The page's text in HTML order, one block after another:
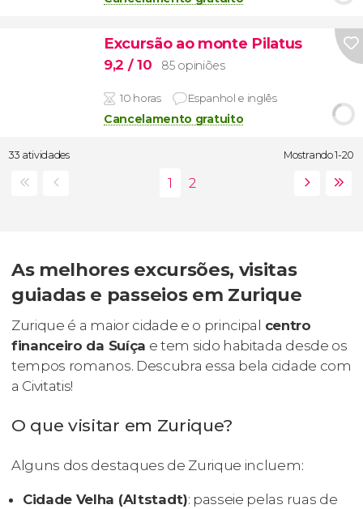
Excursão ao monte Pilatus
9,2 / 10 85 opiniões
10 horas Espanhol e inglês
Cancelamento gratuito
33 atividades Mostrando 1-20
As melhores excursões, visitas
guiadas e passeios em Zurique
Zurique é a maior cidade e o principal centro
financeiro da Suíça e tem sido habitada desde os
tempos romanos. Descubra essa bela cidade com
a Civitatis!
O que visitar em Zurique?
Alguns dos destaques de Zurique incluem:
Cidade Velha (Altstadt): passeie pelas ruas de